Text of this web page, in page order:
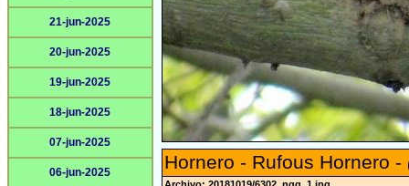
21-jun-2025
20-jun-2025
19-jun-2025
18-jun-2025
07-jun-2025
06-jun-2025 Hornero - Rufous Hornero -